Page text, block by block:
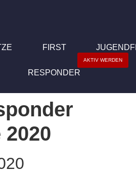
FIRST
RESPONDER
AKTIV WERDEN